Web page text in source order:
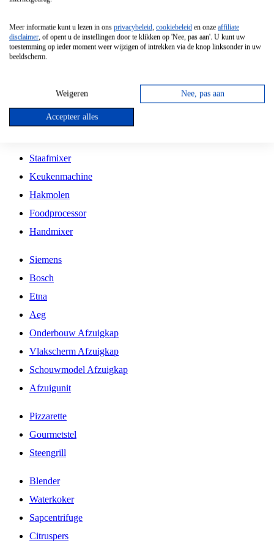
Vrijstaande Magnetron
Vrijstaande Kookplaat
Inbouw Gaskookplaat
Inbouw Keramische Kookplaat
Kookplaat Accessoires
Staafmixer
Keukenmachine
Hakmolen
Foodprocessor
Handmixer
Siemens
Bosch
Etna
Aeg
Onderbouw Afzuigkap
Vlakscherm Afzuigkap
Schouwmodel Afzuigkap
Afzuigunit
Pizzarette
Gourmetstel
Steengrill
Blender
Waterkoker
Sapcentrifuge
Citruspers
Meer informatie kunt u lezen in ons privacybeleid, cookiebeleid en onze affiliate
disclaimer, of opent u de instellingen door te klikken op 'Nee, pas aan'. U kunt uw
toestemming op ieder moment weer wijzigen of intrekken via de knop linksonder in uw
beeldscherm.
Weigeren Nee, pas aan
Accepteer alles